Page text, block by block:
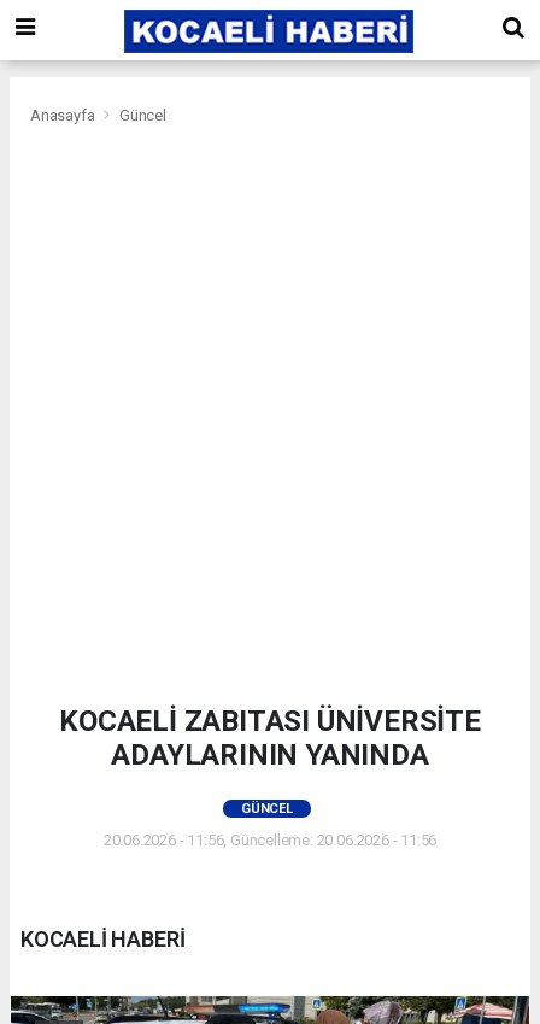
Anasayfa Güncel
KOCAELİ ZABITASI ÜNİVERSİTE
ADAYLARININ YANINDA
GÜNCEL
20.06.2026 - 11:56, Güncelleme: 20.06.2026 - 11:56
KOCAELİ HABERİ